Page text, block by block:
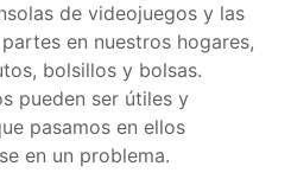
de videojuegos y las
en nuestros hogares,
bolsillos y bolsas.
pueden ser útiles y
pasamos en ellos
en un problema.